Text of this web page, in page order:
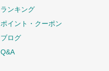
ランキング
ポイント・クーポン
ブログ
Q&A